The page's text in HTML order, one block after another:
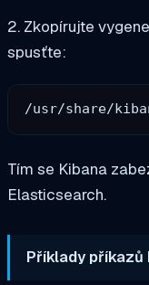
2. Zkopírujte
spusťte:
Tím se Kibana
Elasticsearch.
Příklady